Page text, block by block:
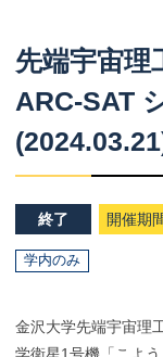
先端宇宙理
ARC-SAT
終了 開催期
学内のみ
金沢大学先端宇宙理
学衛星1号機「こよ